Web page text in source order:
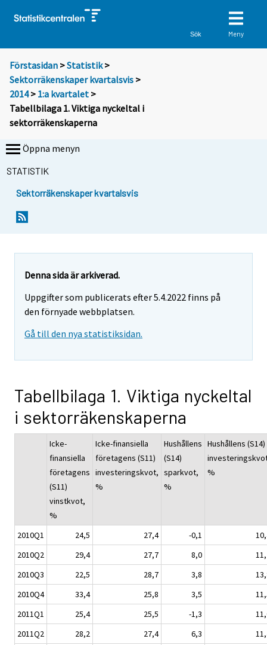
Sök Meny
Förstasidan >Statistik >
Sektorräkenskaper kvartalsvis >
2014> 1:a kvartalet >
Tabellbilaga 1. Viktiga nyckeltal i
sektorräkenskaperna
Öppna menyn
STATISTIK
Sektorräkenskaper kvartalsvis
Denna sida är arkiverad.
Uppgifter som publicerats efter 5.4.2022 finns på
den förnyade webbplatsen.
Gå till den nya statistiksidan.
Tabellbilaga 1. Viktiga nyckeltal
i sektorräkenskaperna
Icke-
finansiella
företagens
(S11)
vinstkvot,
%
Icke-finansiella
företagens (S11)
investeringskvot,
%
Hushållens
(S14)
sparkvot,
%
Hushållens (S14)
%
2010Q1 24,5 27,4 -0,1
2010Q2
29,4 27,7 8,0
2010Q3
22,5 28,7 3,8
2010Q4
33,4 25,8 3,5
2011Q1
25,4 25,5 -1,3
2011Q2
28,2 27,4 6,3